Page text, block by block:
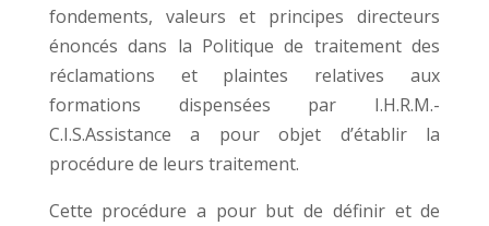
fondements, valeurs et principes directeurs
énoncés dans la Politique de traitement des
réclamations et plaintes relatives aux
formations dispensées par I.H.R.M.-
C.I.S.Assistance a pour objet d’établir la
procédure de leurs traitement.
Cette procédure a pour but de définir et de